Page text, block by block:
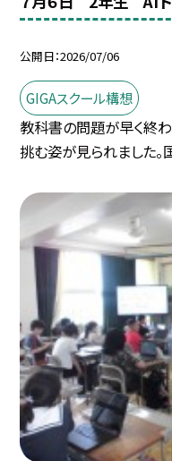
公開日 2026/07/06
GIGAスクール構想
教科書の問題が早く終わ
挑む姿が見られました。